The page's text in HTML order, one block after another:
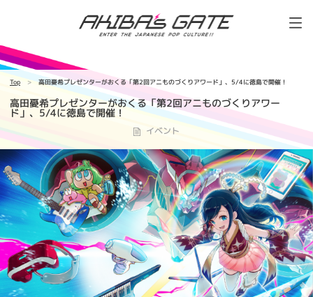
Top 高田憂希プレゼンターがおくる「第2回アニものづくりアワード」、5/4に徳島で開催！
高田憂希プレゼンターがおくる「第2回アニものづくりアワー
ド」、5/4に徳島で開催！
イベント